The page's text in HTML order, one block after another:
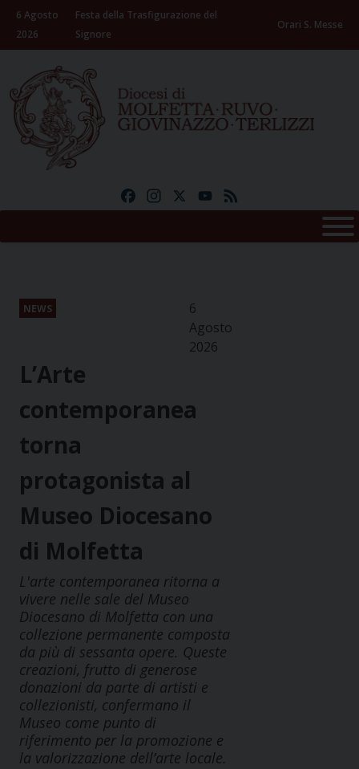
Skip
content
6 Agosto
2026
Festa della Trasfigurazione del
Signore
Orari S. Messe
FacebookInstagramYouTube
NEWS
6
Agosto
2026
L’Arte
contemporanea
torna
protagonista al
Museo Diocesano
di Molfetta
L'arte contemporanea ritorna a
vivere nelle sale del Museo
Diocesano di Molfetta con una
collezione permanente composta
da più di sessanta opere. Queste
creazioni, frutto di generose
donazioni da parte di artisti e
collezionisti, confermano il
Museo come punto di
riferimento per la promozione e
la valorizzazione dell’arte locale.